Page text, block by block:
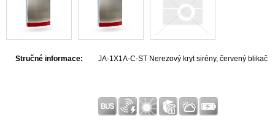
Stručné informace: JA-1X1A-C-ST Nerezový kryt sirény, červený blikač